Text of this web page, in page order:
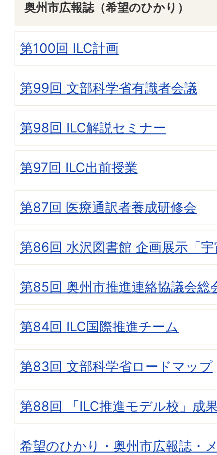
奥州市広報誌（希望のひかり）
第100回 ILC計画
第99回 文部科学省有識者会議
第98回 ILC解説セミナー
第97回 ILC出前授業
第87回 医療通訳者養成研修会
第86回 水沢図書館 企画展示「
第85回 奥州市推進連絡協議会総
第84回 ILC国際推進チーム
第83回 文部科学省ロードマップ
第88回 「ILC推進モデル校」成
希望のひかり・奥州市広報誌・